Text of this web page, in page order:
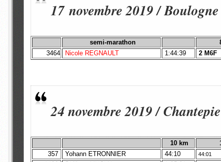
17 novembre 2019 /
semi-marathon
3464
Nicole REGNAULT 1:44:39 2 M6F
24 novembre 2019 / Chantepie
10 km
357
Yohann ETRONNIER 44:10 44:01